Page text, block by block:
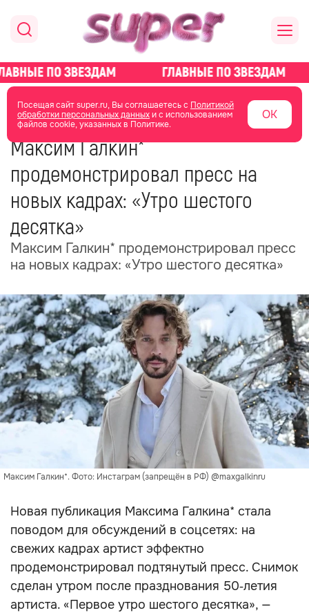
Посещая сайт super.ru, Вы соглашаетесь с Политикой
обработки персональных данныхи с использованием
файлов cookie, указанных в Политике.
ОК
главная новости о звездах новости
19 июня 13:27
Максим Галкин*
продемонстрировал пресс на
новых кадрах: «Утро шестого
десятка»
Максим Галкин* продемонстрировал пресс
на новых кадрах: «Утро шестого десятка»
Максим Галкин*. Фото: Инстаграм (запрещён в РФ) @maxgalkinru
Новая публикация Максима Галкина* стала
поводом для обсуждений в соцсетях: на
свежих кадрах артист эффектно
продемонстрировал подтянутый пресс. Снимок
сделан утром после празднования 50‑летия
артиста. «Первое утро шестого десятка», —